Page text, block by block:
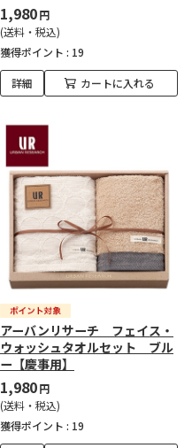
1,980円
(送料・税込)
獲得ポイント : 19
詳細 カートに入れる
アーバンリサーチ フェイス・
ウォッシュタオルセット ブル
ー【慶事用】
1,980円
(送料・税込)
獲得ポイント : 19